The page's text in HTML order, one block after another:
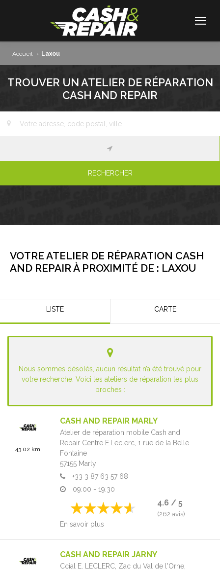
Accueil › Laxou
TROUVER UN ATELIER DE RÉPARATION
CASH AND REPAIR
RECHERCHER
VOTRE ATELIER DE RÉPARATION CASH
AND REPAIR À PROXIMITÉ DE : LAXOU
LISTE CARTE
Nous sommes désolés, aucun résultat n’a été trouvé pour
votre recherche. Voici les ateliers de réparation les plus
proches :
43.02 km
CASH AND REPAIR MARLY
Atelier de réparation mobile Cash and
Repair Centre E.Leclerc, 1 rue de la Belle
Fontaine
57155 Marly
+33 3 87 63 57 68
09:00 - 19:30
4.6 / 5
(262 avis)
En savoir plus
CASH AND REPAIR JARNY
Ccial E. LECLERC, Zac du Val de l'Orne,